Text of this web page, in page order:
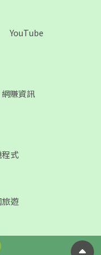
YouTube
網賺資訊
程式
遊